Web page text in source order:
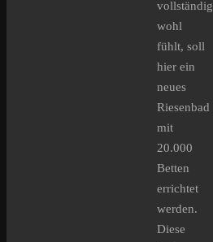
vollständig
wohl
fühlt, soll
hier ein
neues
Riesenbad
mit
20.000
Betten
errichtet
werden.
Diese